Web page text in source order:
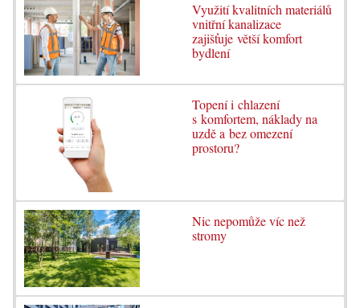
Využití kvalitních materiálů
vnitřní kanalizace
zajišťuje větší komfort
bydlení
Topení i chlazení
s komfortem, náklady na
uzdě a bez omezení
prostoru?
Nic nepomůže víc než
stromy